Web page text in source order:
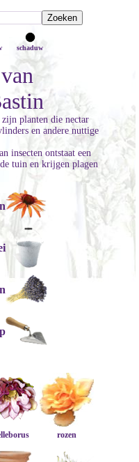
schaduw
planten die nectar
en andere nuttige
insecten ontstaat een
tuin en krijgen plagen
rozen